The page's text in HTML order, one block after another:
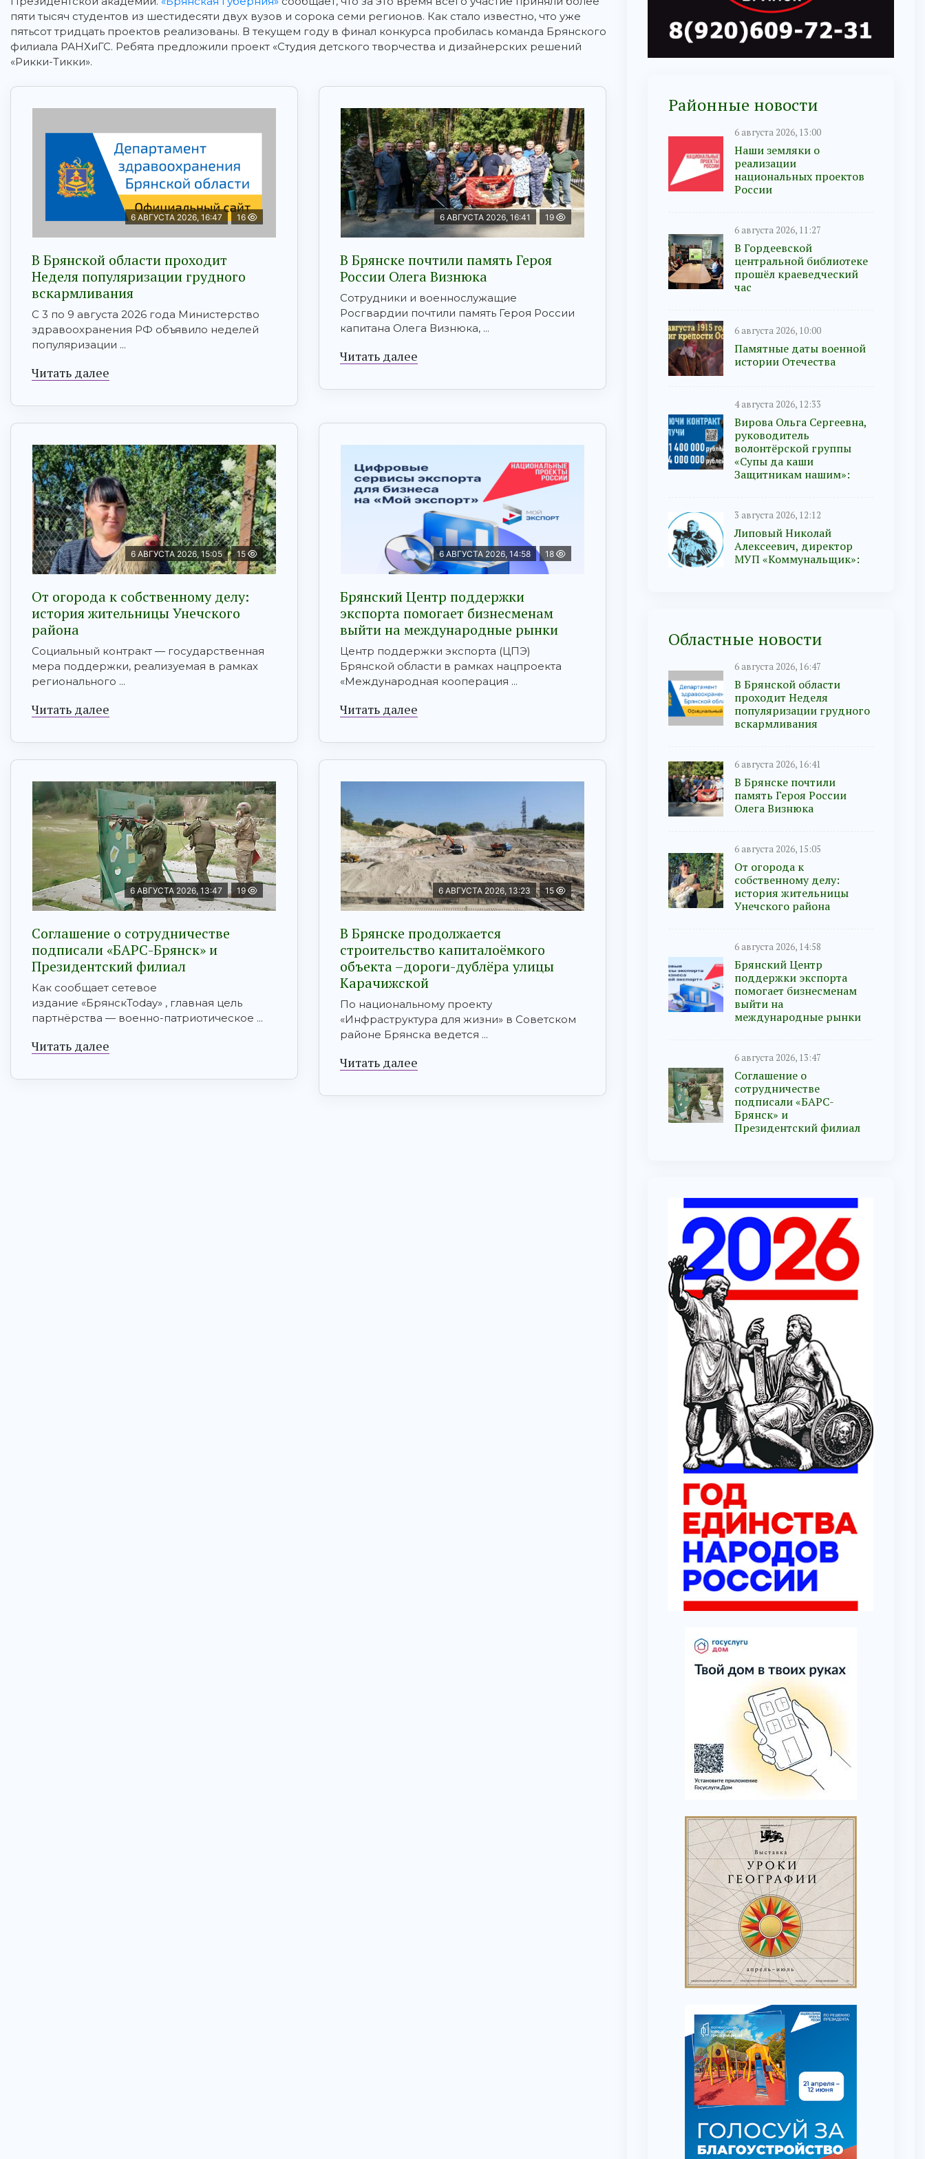
пяти тысяч студентов из шестидесяти двух вузов и сорока семи регионов. Как стало известно, что уже
пятьсот тридцать проектов реализованы. В текущем году в финал конкурса пробилась команда Брянского
филиала РАНХиГС. Ребята предложили проект «Студия детского творчества и дизайнерских решений
«Рикки-Тикки».
6 АВГУСТА 2026, 16:47 16
В Брянской области проходит
Неделя популяризации грудного
вскармливания
С 3 по 9 августа 2026 года Министерство
здравоохранения РФ объявило неделей
популяризации ...
Читать далее
6 АВГУСТА 2026, 16:41 19
В Брянске почтили память Героя
России Олега Визнюка
Сотрудники и военнослужащие
Росгвардии почтили память Героя России
капитана Олега Визнюка, ...
Читать далее
6 АВГУСТА 2026, 15:05 15
От огорода к собственному делу:
история жительницы Унечского
района
Социальный контракт — государственная
мера поддержки, реализуемая в рамках
регионального ...
Читать далее
6 АВГУСТА 2026, 14:58 18
Брянский Центр поддержки
экспорта помогает бизнесменам
выйти на международные рынки
Центр поддержки экспорта (ЦПЭ)
Брянской области в рамках нацпроекта
«Международная кооперация ...
Читать далее
6 АВГУСТА 2026, 13:47 19
Соглашение о сотрудничестве
подписали «БАРС-Брянск» и
Президентский филиал
Как сообщает сетевое
издание «БрянскToday» , главная цель
партнёрства — военно-патриотическое ...
Читать далее
6 АВГУСТА 2026, 13:23 15
В Брянске продолжается
строительство капиталоёмкого
объекта –дороги-дублёра улицы
Карачижской
По национальному проекту
«Инфраструктура для жизни» в Советском
районе Брянска ведется ...
Читать далее
Районные новости
6 августа 2026, 13:00
Наши земляки о
реализации
национальных проектов
России
6 августа 2026, 11:27
В Гордеевской
центральной библиотеке
прошёл краеведческий
час
6 августа 2026, 10:00
Памятные даты военной
истории Отечества
4 августа 2026, 12:33
Вирова Ольга Сергеевна,
руководитель
волонтёрской группы
«Супы да каши
Защитникам нашим»:
3 августа 2026, 12:12
Липовый Николай
Алексеевич, директор
МУП «Коммунальщик»:
Областные новости
6 августа 2026, 16:47
В Брянской области
проходит Неделя
популяризации грудного
вскармливания
6 августа 2026, 16:41
В Брянске почтили
память Героя России
Олега Визнюка
6 августа 2026, 15:05
От огорода к
собственному делу:
история жительницы
Унечского района
6 августа 2026, 14:58
Брянский Центр
поддержки экспорта
помогает бизнесменам
выйти на
международные рынки
6 августа 2026, 13:47
Соглашение о
сотрудничестве
подписали «БАРС-
Брянск» и
Президентский филиал